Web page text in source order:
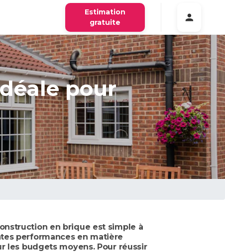
Estimation
gratuite
pour
en brique est simple à
performances en matière
les budgets moyens. Pour réussir